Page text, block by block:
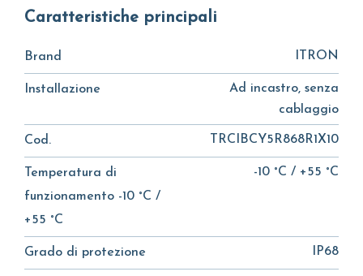
Caratteristiche principali
Brand ITRON
Installazione
Ad incastro, senza
cablaggio
Cod. TRCIBCY5R868R1X10
Temperatura di
funzionamento -10 °C /
+55 °C
-10 °C / +55 °C
Grado di protezione IP68